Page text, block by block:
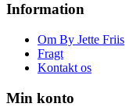
Information
Om By Jette Friis
Fragt
Kontakt os
Min konto